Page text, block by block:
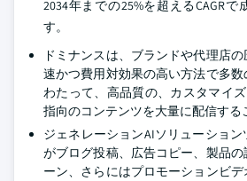
2034年までの25%を超えるCAGR
す。
ドミナンスは、ブランドや代理店
速かつ費用対効果の高い方法で多
わたって、高品質の、カスタマイ
指向のコンテンツを大量に配信する
ジェネレーションAIソリューショ
がブログ投稿、広告コピー、製品
ーン、さらにはプロモーションビ